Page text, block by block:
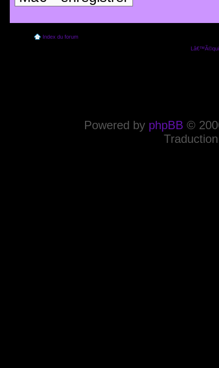
Index du forum
Powered by phpBB ©